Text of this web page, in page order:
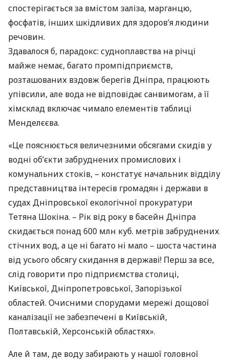
спостерігається за вмістом заліза, марганцю,
фосфатів, інших шкідливих для здоров’я людини
речовин.
Здавалося б, парадокс: судноплавства на річці
майже немає, багато промпідприємств,
розташованих вздовж берегів Дніпра, працюють
упівсили, але вода не відповідає санвимогам, а її
хімсклад включає чимало елементів таблиці
Менделєєва.
«Це пояснюється величезними обсягами скидів у
водні об’єкти забруднених промислових і
комунальних стоків, – констатує начальник відділу
представництва інтересів громадян і держави в
судах Дніпровської екологічної прокуратури
Тетяна Шокіна. – Рік від року в басейн Дніпра
скидається понад 600 млн куб. метрів забруднених
стічних вод, а це ні багато ні мало – шоста частина
від усього обсягу скидання в державі! Перш за все,
слід говорити про підприємства столиці,
Київської, Дніпропетровської, Запорізької
областей. Очисними спорудами мережі дощової
каналізації не забезпечені в Київській,
Полтавській, Херсонській областях».
Але й там, де воду забирають у нашої головної